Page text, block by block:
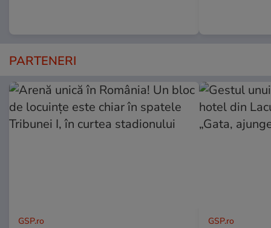
PARTENERI
GSP.ro GSP.ro